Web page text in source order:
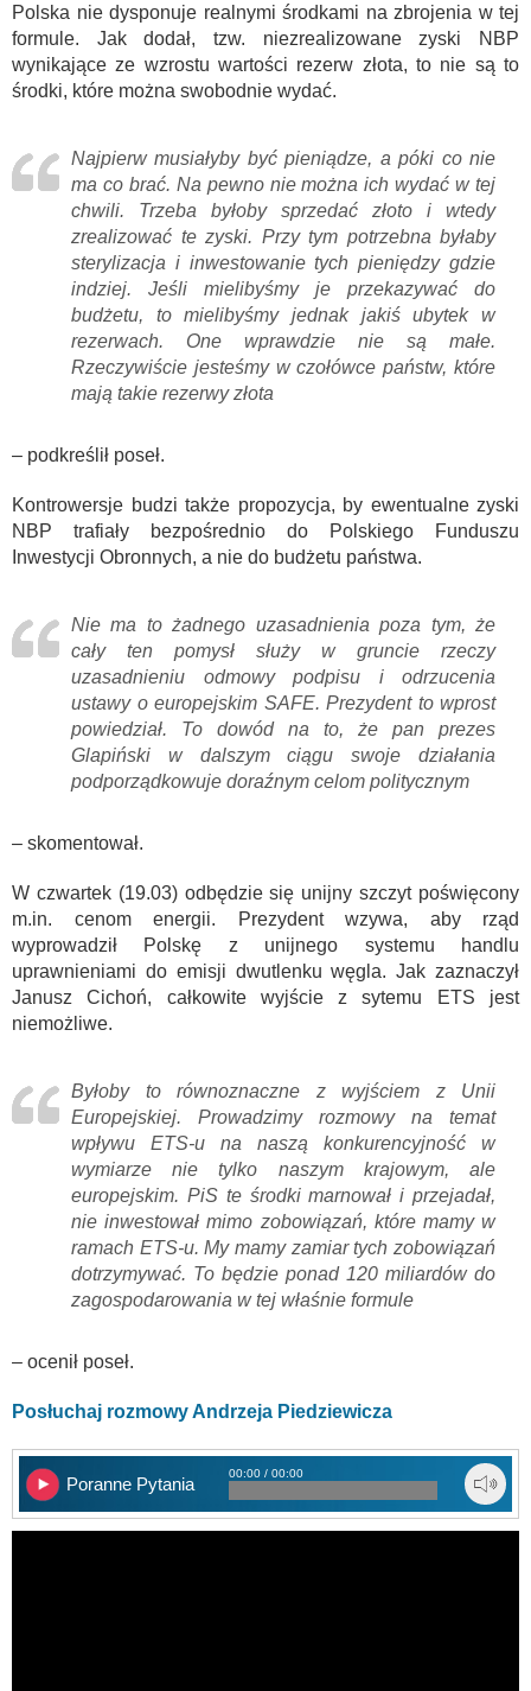
Polska nie dysponuje realnymi środkami na zbrojenia w tej
formule. Jak dodał, tzw. niezrealizowane zyski NBP
wynikające ze wzrostu wartości rezerw złota, to nie są to
środki, które można swobodnie wydać.
Najpierw musiałyby być pieniądze, a póki co nie
ma co brać. Na pewno nie można ich wydać w tej
chwili. Trzeba byłoby sprzedać złoto i wtedy
zrealizować te zyski. Przy tym potrzebna byłaby
sterylizacja i inwestowanie tych pieniędzy gdzie
indziej. Jeśli mielibyśmy je przekazywać do
budżetu, to mielibyśmy jednak jakiś ubytek w
rezerwach. One wprawdzie nie są małe.
Rzeczywiście jesteśmy w czołówce państw, które
mają takie rezerwy złota
– podkreślił poseł.
Kontrowersje budzi także propozycja, by ewentualne zyski
NBP trafiały bezpośrednio do Polskiego Funduszu
Inwestycji Obronnych, a nie do budżetu państwa.
Nie ma to żadnego uzasadnienia poza tym, że
cały ten pomysł służy w gruncie rzeczy
uzasadnieniu odmowy podpisu i odrzucenia
ustawy o europejskim SAFE. Prezydent to wprost
powiedział. To dowód na to, że pan prezes
Glapiński w dalszym ciągu swoje działania
podporządkowuje doraźnym celom politycznym
– skomentował.
W czwartek (19.03) odbędzie się unijny szczyt poświęcony
m.in. cenom energii. Prezydent wzywa, aby rząd
wyprowadził Polskę z unijnego systemu handlu
uprawnieniami do emisji dwutlenku węgla. Jak zaznaczył
Janusz Cichoń, całkowite wyjście z sytemu ETS jest
niemożliwe.
Byłoby to równoznaczne z wyjściem z Unii
Europejskiej. Prowadzimy rozmowy na temat
wpływu ETS-u na naszą konkurencyjność w
wymiarze nie tylko naszym krajowym, ale
europejskim. PiS te środki marnował i przejadał,
nie inwestował mimo zobowiązań, które mamy w
ramach ETS-u. My mamy zamiar tych zobowiązań
dotrzymywać. To będzie ponad 120 miliardów do
zagospodarowania w tej właśnie formule
– ocenił poseł.
Posłuchaj rozmowy Andrzeja Piedziewicza
Poranne Pytania
00:00 / 00:00